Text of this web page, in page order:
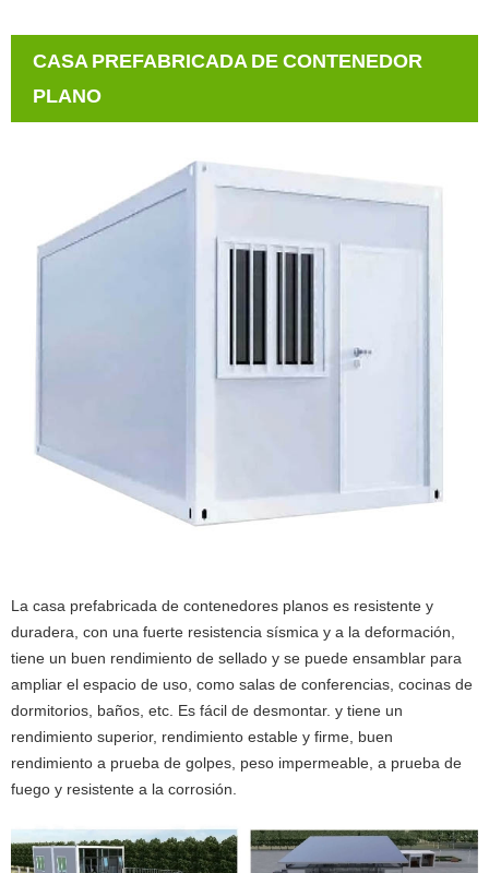
CASA PREFABRICADA DE CONTENEDOR
PLANO
La casa prefabricada de contenedores planos es resistente y
duradera, con una fuerte resistencia sísmica y a la deformación,
tiene un buen rendimiento de sellado y se puede ensamblar para
ampliar el espacio de uso, como salas de conferencias, cocinas de
dormitorios, baños, etc. Es fácil de desmontar. y tiene un
rendimiento superior, rendimiento estable y firme, buen
rendimiento a prueba de golpes, peso impermeable, a prueba de
fuego y resistente a la corrosión.